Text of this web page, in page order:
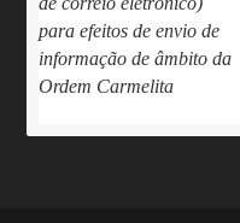
para efeitos de envio de
informação de âmbito da
Ordem Carmelita